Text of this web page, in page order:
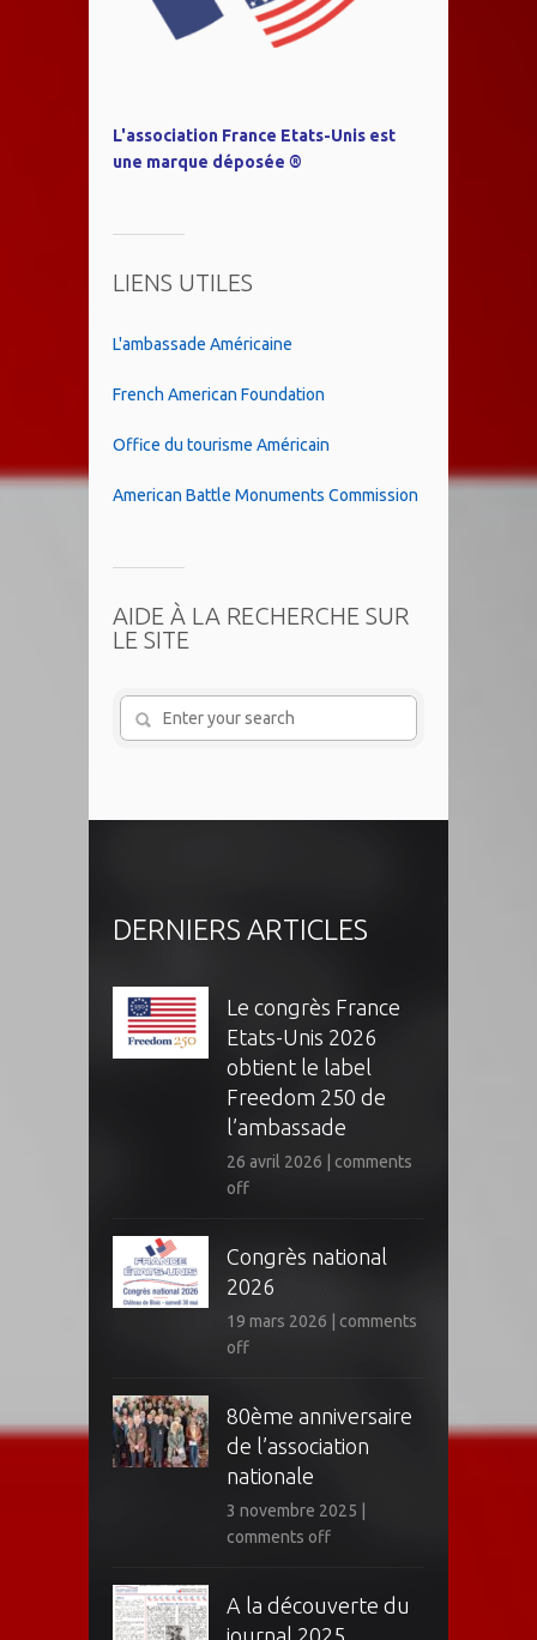
L'association France Etats-Unis est
une marque déposée ®
LIENS UTILES
L'ambassade Américaine
French American Foundation
Office du tourisme Américain
American Battle Monuments Commission
AIDE À LA RECHERCHE SUR
LE SITE
DERNIERS ARTICLES
Le congrès France
Etats-Unis 2026
obtient le label
Freedom 250 de
l’ambassade
26 avril 2026 | comments
off
Congrès national
2026
19 mars 2026 | comments
off
80ème anniversaire
de l’association
nationale
3 novembre 2025 |
comments off
A la découverte du
journal 2025